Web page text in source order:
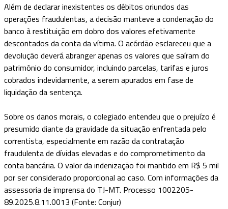
Além de declarar inexistentes os débitos oriundos das
operações fraudulentas, a decisão manteve a condenação do
banco à restituição em dobro dos valores efetivamente
descontados da conta da vítima. O acórdão esclareceu que a
devolução deverá abranger apenas os valores que saíram do
patrimônio do consumidor, incluindo parcelas, tarifas e juros
cobrados indevidamente, a serem apurados em fase de
liquidação da sentença.
Sobre os danos morais, o colegiado entendeu que o prejuízo é
presumido diante da gravidade da situação enfrentada pelo
correntista, especialmente em razão da contratação
fraudulenta de dívidas elevadas e do comprometimento da
conta bancária. O valor da indenização foi mantido em R$ 5 mil
por ser considerado proporcional ao caso. Com informações da
assessoria de imprensa do TJ-MT. Processo 1002205-
89.2025.8.11.0013 (Fonte: Conjur)